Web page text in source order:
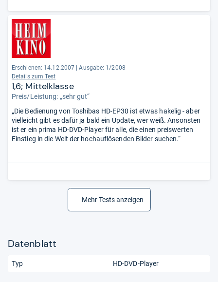
Erschienen: 14.12.2007
Ausgabe: 1/2008
Details zum Test
1,6; Mittelklasse
Preis/Leistung: „sehr gut“
„Die Bedienung von Toshibas HD-EP30 ist etwas hakelig - aber
vielleicht gibt es dafür ja bald ein Update, wer weiß. Ansonsten
ist er ein prima HD-DVD-Player für alle, die einen preiswerten
Einstieg in die Welt der hochauflösenden Bilder suchen.“
Mehr Tests anzeigen
Datenblatt
Typ HD-DVD-Player